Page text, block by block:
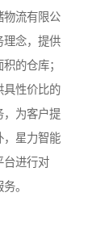
物流有限公
理念，提供
的仓库；
具性价比的
，为客户提
，星力智能
台进行对
。